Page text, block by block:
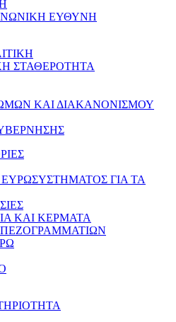
ΕΥΘΥΝΗ
ΣΤΑΘΕΡΟΤΗΤΑ
ΚΑΙ ΔΙΑΚΑΝΟΝΙΣΜΟΥ
ΓΙΑ ΤΑ
ΚΑΙ ΚΕΡΜΑΤΑ